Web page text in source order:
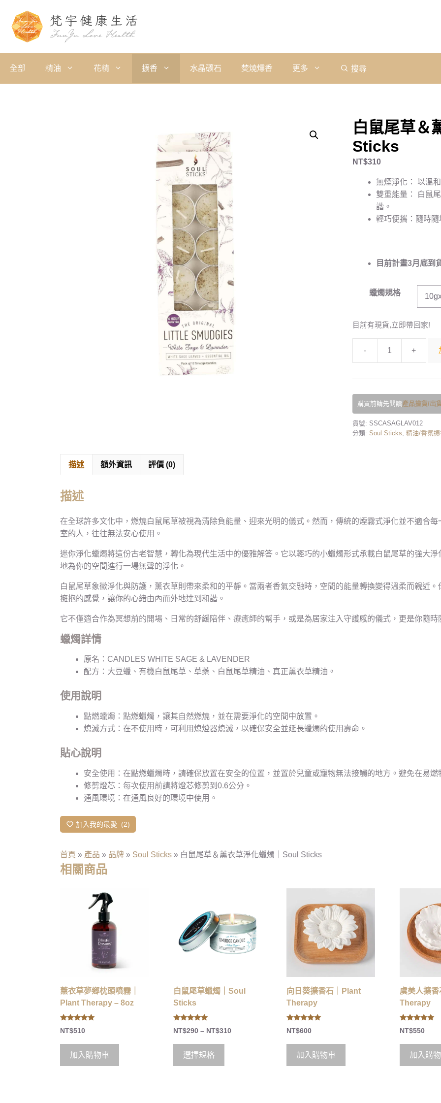
全部 精油 花精 擴香 水晶礦石 焚燒燻香 更多 搜尋
白鼠尾草＆
Sticks
NT$310
無煙淨化： 以溫
雙重能量： 白鼠
諧。
輕巧便攜：隨時隨
目前計畫3月底到
蠟燭規格
目前有現貨,立即帶回家!
- +
購買前請先閱讀產品撿貨/出
貨號: SSCASAGLAV012
分類: Soul Sticks 精油/香氛擴
描述 額外資訊 評價 (0)
描述
在全球許多文化中，燃燒白鼠尾草被視為清除負能量、迎來光明的儀式。然而，傳統的煙霧式淨化並不適合
室的人，往往無法安心使用。
迷你淨化蠟燭將這份古老智慧，轉化為現代生活中的優雅解答。它以輕巧的小蠟燭形式承載白鼠尾草的強大
地為你的空間進行一場無聲的淨化。
白鼠尾草象徵淨化與防護，薰衣草則帶來柔和的平靜。當兩者香氣交融時，空間的能量轉換變得溫柔而親近
擁抱的感覺，讓你的心緒由內而外地達到和諧。
它不僅適合作為冥想前的開場、日常的舒緩陪伴、療癒師的幫手，或是為居家注入守護感的儀式，更是你隨
蠟燭詳情
原名：CANDLES WHITE SAGE & LAVENDER
配方：大豆蠟、有機白鼠尾草、草藥、白鼠尾草精油、真正薰衣草精油。
使用說明
點燃蠟燭：點燃蠟燭，讓其自然燃燒，並在需要淨化的空間中放置。
熄滅方式：在不使用時，可利用熄燈器熄滅，以確保安全並延長蠟燭的使用壽命。
貼心說明
安全使用：在點燃蠟燭時，請確保放置在安全的位置，並置於兒童或寵物無法接觸的地方。避免在易燃
修剪燈芯：每次使用前請將燈芯修剪到0.6公分。
通風環境：在通風良好的環境中使用。
加入我的最愛 2
首頁 » 產品 » 品牌 » Soul Sticks » 白鼠尾草＆薰衣草淨化蠟燭｜Soul Sticks
相關商品
薰衣草夢鄉枕頭噴霧｜
Plant Therapy – 8oz
5.00
out of 5
NT$510
加入購物車
白鼠尾草蠟燭｜Soul
Sticks
5.00
out of 5
NT$290 – NT$310
選擇規格
向日葵擴香石｜Plant
Therapy
5.00
out of 5
NT$600
加入購物車
虞美人擴
Therapy
5.00
out of 5
NT$550
加入購